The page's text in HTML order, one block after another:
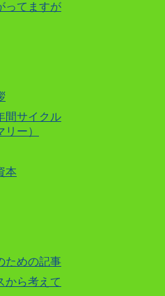
ってますが
間サイクル
ー）
本
ための記事
から考えて